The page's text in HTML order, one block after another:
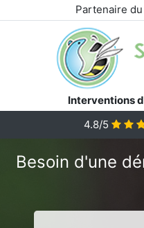
Partenaire
Interventions
4.8/5
Besoin d'une